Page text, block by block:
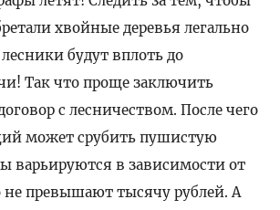
хвойные деревья легально
будут вплоть до
Так что проще заключить
с лесничеством. После чего
может срубить пушистую
варьируются в зависимости от
превышают тысячу рублей. А